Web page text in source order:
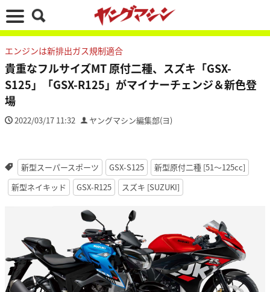
エンジンは新排出ガス規制適合
貴重なフルサイズMT 原付二種、スズキ「GSX-
S125」「GSX-R125」がマイナーチェンジ＆新色登
場
2022/03/17 11:32 ヤングマシン編集部(ヨ)
新型スーパースポーツ GSX-S125
新型原付二種 [51〜125cc]
新型ネイキッド
GSX-R125 スズキ [SUZUKI]